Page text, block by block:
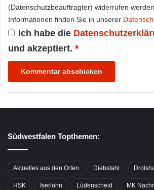
(Datenschutzbeauftragter) widerrufen
Informationen finden Sie in unserer
Ich habe die
und akzeptiert. *
Südwestfalen Topthemen:
Aktuelles aus den Orten Diebstahl
HSK Iserlohn Lüdenscheid MK